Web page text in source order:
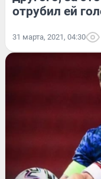
отрубил ей
31 марта, 2021, 04:30